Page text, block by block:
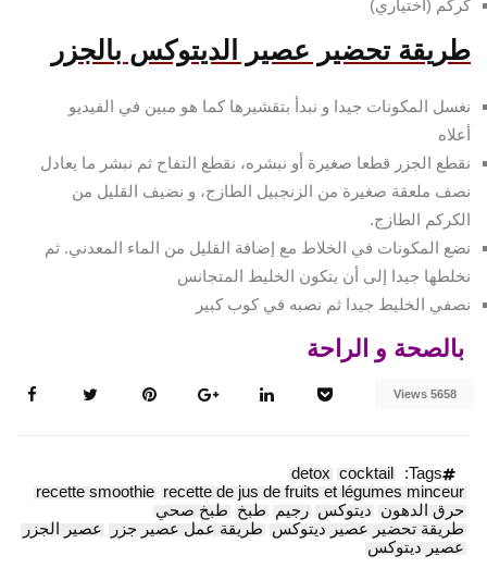
كركم (اختياري)
طريقة تحضير عصير الديتوكس بالجزر
نغسل المكونات جيدا و نبدأ بتقشيرها كما هو مبين في الفيديو
أعلاه
نقطع الجزر قطعا صغيرة أو نبشره، نقطع التفاح ثم نبشر ما يعادل
نصف ملعقة صغيرة من الزنجبيل الطازج، و نضيف القليل من
الكركم الطازج.
نضع المكونات في الخلاط مع إضافة القليل من الماء المعدني. ثم
نخلطها جيدا إلى أن يتكون الخليط المتجانس
نصفي الخليط جيدا ثم نصبه في كوب كبير
بالصحة و الراحة
5658 Views
Tags:
cocktail
detox
recette de jus de fruits et légumes minceur
recette smoothie
حرق الدهون ديتوكس رجيم طبخ طبخ صحي
طريقة تحضير عصير ديتوكس طريقة عمل عصير جزر
عصير الجزر
عصير ديتوكس